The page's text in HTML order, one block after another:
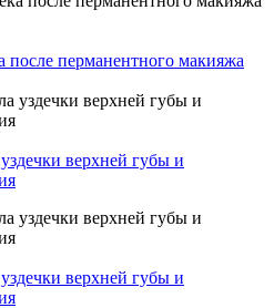
после перманентного макияжа
верхней губы и
верхней губы и